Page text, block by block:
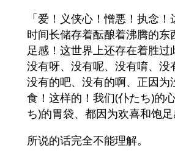
「爱！义侠心！憎悪！执念
时间长储存着酝酿着沸腾的东
足感！这世界上还存在着胜过
没有呀、没有呢、没有唷、没
没有的吧、没有的啊、正因为
食！这样的！我们(仆たち)的
ち)的胃袋、都因为欢喜和饱足
所说的话完全不能理解。